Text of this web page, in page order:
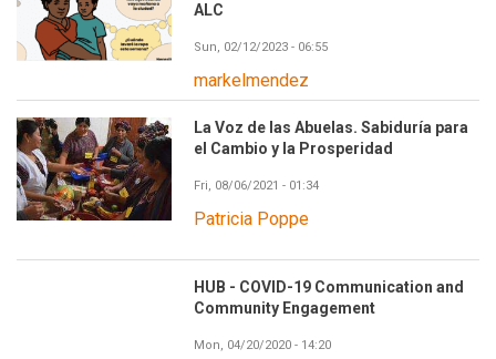
ALC
Sun, 02/12/2023 - 06:55
markelmendez
La Voz de las Abuelas. Sabiduría para
el Cambio y la Prosperidad
Fri, 08/06/2021 - 01:34
Patricia Poppe
HUB - COVID-19 Communication and
Community Engagement
Mon, 04/20/2020 - 14:20